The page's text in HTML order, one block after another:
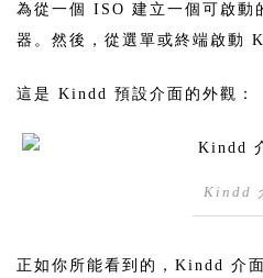
為從一個 ISO 建立一個可啟動
器。然後，從選單或終端啟動
這是 Kindd 預設介面的外觀：
Kindd
正如你所能看到的，Kindd 介